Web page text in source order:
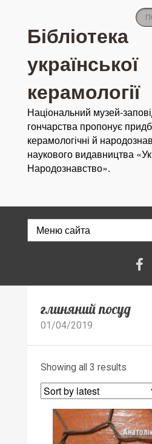
Бібліотека
української
керамології
Національний музей-
гончарства пропонує
керамологічні й
наукового видавництва
Народознавство».
глиняний посуд
01/04/2019
Showing all 3 results